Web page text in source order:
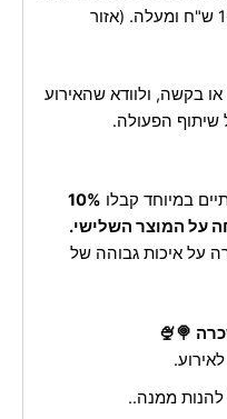
מהאתר בסכום של 1500 ש"ח ומעלה. (אזור
בקשה, ולוודא שהאירוע
שיתוף הפעולה.
במיוחד קבלו 10%
על איכות גבוהה של
🍭🍨
להנות ממנה..